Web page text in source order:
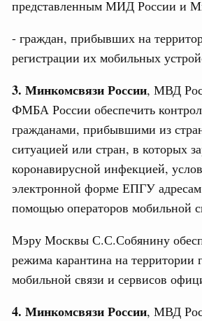
представленным МИД России и
- граждан, прибывших на
регистрации их мобильных
3. Минкомсвязи России, МВД
ФМБА России обеспечить
гражданами, прибывшими из
ситуацией или стран, в которых
коронавирусной инфекцией,
электронной форме ЕПГУ
помощью операторов мобильной
Мэру Москвы С.С.Собянину
режима карантина на
мобильной связи и сервисов
4. Минкомсвязи России, МВД
сессии, посвящённой
труда
22 июня, понедельник
информационных технологий
дал поручения по
сессии по развитию
6 июня, суббота
послевузовское и непрерывное
дал поручения по
сессии по развитию
для достижения
22 мая, пятница